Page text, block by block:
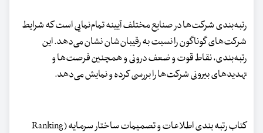
رتبه‌بندی شرکت‌ها در صنایع مختلف آیینه تمام‌نمایی است که شرایط
شرکت‌های گوناگون را نسبت به رقیبان‌شان نشان می‌دهد. این
رتبه‌بندی، نقاط قوت و ضعف درونی و همچنین فرصت‌ها و
تهدیدهای بیرونی شرکت‌ها را بررسی کرده و نمایش می‌دهد.
کتاب رتبه بندی اطلاعات و تصمیمات ساختار سرمایه (Ranking